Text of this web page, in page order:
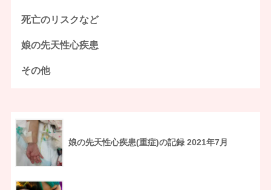
死亡のリスクなど
娘の先天性心疾患
その他
娘の先天性心疾患(重症)の記録 2021年7月